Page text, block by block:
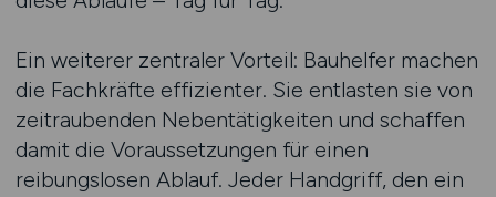
Ein weiterer zentraler Vorteil: Bauhelfer machen
die Fachkräfte effizienter. Sie entlasten sie von
zeitraubenden Nebentätigkeiten und schaffen
damit die Voraussetzungen für einen
reibungslosen Ablauf. Jeder Handgriff, den ein